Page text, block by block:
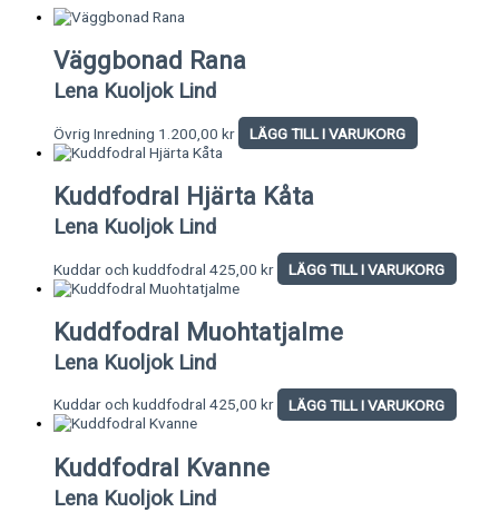
Väggbonad Rana
Lena Kuoljok Lind
Övrig Inredning 1.200,00 kr LÄGG TILL I VARUKORG
Kuddfodral Hjärta Kåta
Lena Kuoljok Lind
Kuddar och kuddfodral 425,00 kr LÄGG TILL I VARUKORG
Kuddfodral Muohtatjalme
Lena Kuoljok Lind
Kuddar och kuddfodral 425,00 kr LÄGG TILL I VARUKORG
Kuddfodral Kvanne
Lena Kuoljok Lind